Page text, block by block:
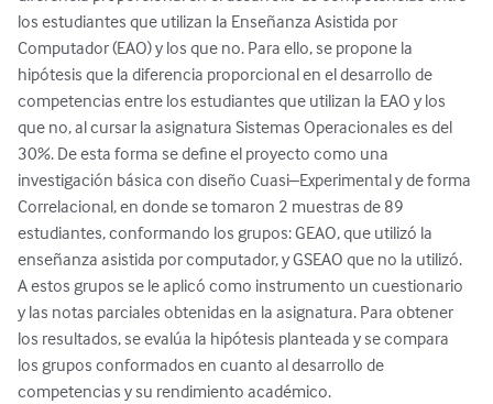
los estudiantes que utilizan la Enseñanza Asistida por
Computador (EAO) y los que no. Para ello, se propone la
hipótesis que la diferencia proporcional en el desarrollo de
competencias entre los estudiantes que utilizan la EAO y los
que no, al cursar la asignatura Sistemas Operacionales es del
30%. De esta forma se define el proyecto como una
investigación básica con diseño Cuasi–Experimental y de forma
Correlacional, en donde se tomaron 2 muestras de 89
estudiantes, conformando los grupos: GEAO, que utilizó la
enseñanza asistida por computador, y GSEAO que no la utilizó.
A estos grupos se le aplicó como instrumento un cuestionario
y las notas parciales obtenidas en la asignatura. Para obtener
los resultados, se evalúa la hipótesis planteada y se compara
los grupos conformados en cuanto al desarrollo de
competencias y su rendimiento académico.